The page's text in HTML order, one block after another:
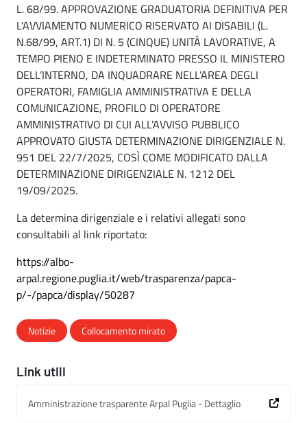
L. 68/99. APPROVAZIONE GRADUATORIA DEFINITIVA PER
L'AVVIAMENTO NUMERICO RISERVATO AI DISABILI (L.
N.68/99, ART.1) DI N. 5 (CINQUE) UNITÀ LAVORATIVE, A
TEMPO PIENO E INDETERMINATO PRESSO IL MINISTERO
DELL’INTERNO, DA INQUADRARE NELL’AREA DEGLI
OPERATORI, FAMIGLIA AMMINISTRATIVA E DELLA
COMUNICAZIONE, PROFILO DI OPERATORE
AMMINISTRATIVO DI CUI ALL’AVVISO PUBBLICO
APPROVATO GIUSTA DETERMINAZIONE DIRIGENZIALE N.
951 DEL 22/7/2025, COSÌ COME MODIFICATO DALLA
DETERMINAZIONE DIRIGENZIALE N. 1212 DEL
19/09/2025.
La determina dirigenziale e i relativi allegati sono
consultabili al link riportato:
https://albo-
arpal.regione.puglia.it/web/trasparenza/papca-
p/-/papca/display/50287
Notizie Collocamento mirato
Link utili
Amministrazione trasparente Arpal Puglia - Dettaglio